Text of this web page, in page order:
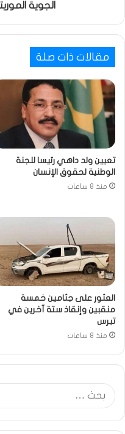
الجوية
مقالات ذات صلة
تعيين ولد داهي رئيسا للجنة
الوطنية لحقوق الإنسان
منذ 8 ساعات
العثور على جثامين خمسة
منقبين وإنقاذ ستة آخرين في
تيرس
منذ 8 ساعات